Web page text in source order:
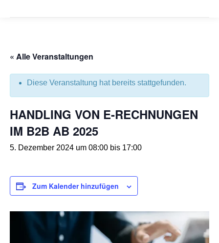
« Alle Veranstaltungen
Diese Veranstaltung hat bereits stattgefunden.
HANDLING VON E-RECHNUNGEN
IM B2B AB 2025
5. Dezember 2024 um 08:00 bis 17:00
Zum Kalender hinzufügen